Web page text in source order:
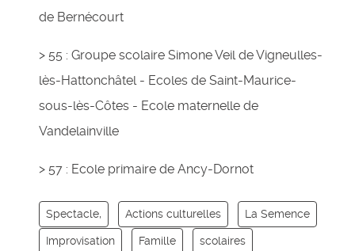
de Bernécourt
> 55 : Groupe scolaire Simone Veil de Vigneulles-
lès-Hattonchâtel - Ecoles de Saint-Maurice-
sous-lès-Côtes - Ecole maternelle de
Vandelainville
> 57 : Ecole primaire de Ancy-Dornot
Spectacle, Actions culturelles La Semence
Improvisation Famille scolaires